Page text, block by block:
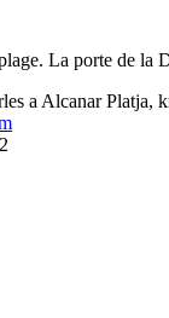
La porte de la
a Alcanar Platja,